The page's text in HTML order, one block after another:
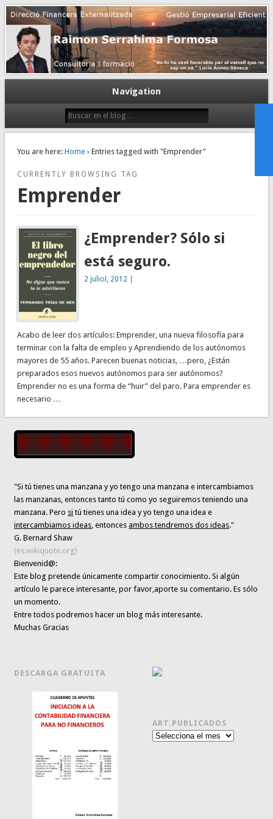
Dirección financiera de la PyME
Gestión empresarial eficiente. Dirección financiera externalizada.
Navigation
You are here: Home› Entries tagged with "Emprender"
CURRENTLY BROWSING TAG
Emprender
¿Emprender? Sólo si
está seguro.
2 juliol, 2012
Acabo de leer dos artículos: Emprender, una nueva filosofía para
terminar con la falta de empleo y Aprendiendo de los autónomos
mayores de 55 años. Parecen buenas noticias, …pero, ¿Están
preparados esos nuevos autónomos para ser autónomos?
Emprender no es una forma de “huir” del paro. Para emprender es
necesario …
"Si tú tienes una manzana y yo tengo una manzana e intercambiamos
las manzanas, entonces tanto tú como yo seguiremos teniendo una
manzana. Pero si tú tienes una idea y yo tengo una idea e
intercambiamos ideas, entoncesambos tendremos dos ideas."
G. Bernard Shaw
(es.wikiquote.org)
Bienvenid@:
Este blog pretende únicamentecompartir conocimiento. Si algún
artículo le parece interesante,por favor,aporte su comentario. Es sólo
un momento.
Entre todos podremos hacer un blog más interesante.
Muchas Gracias
DESCARGA GRATUITA
ART.PUBLICADOS
Art.publicados